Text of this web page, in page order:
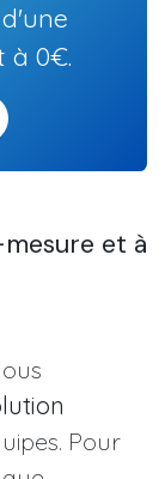
à 0€.
et à
Pour